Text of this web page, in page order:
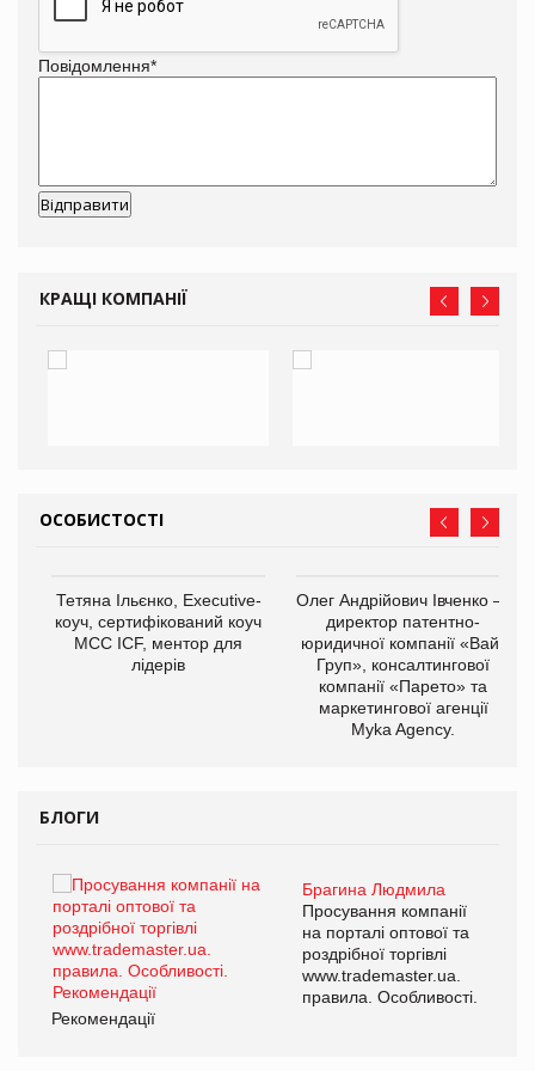
Повідомлення*
КРАЩІ КОМПАНІЇ
ОСОБИСТОСТІ
Тетяна Ільєнко, Executive-
коуч, сертифікований коуч
МСС ICF, ментор для
лідерів
Олег Андрійович Івченко —
директор патентно-
юридичної компанії «Вайз
Груп», консалтингової
компанії «Парето» та
маркетингової агенції
Myka Agency.
БЛОГИ
Брагина Людмила
Просування компанії
на порталі оптової та
роздрібної торгівлі
www.trademaster.ua.
правила. Особливості.
Рекомендації